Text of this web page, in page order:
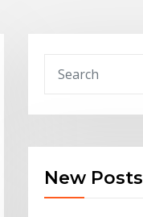
New Posts